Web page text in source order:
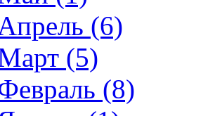
(6)
(5)
(8)